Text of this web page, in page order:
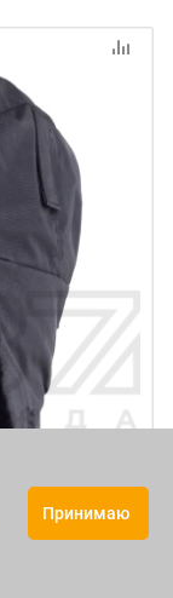
Принимаю